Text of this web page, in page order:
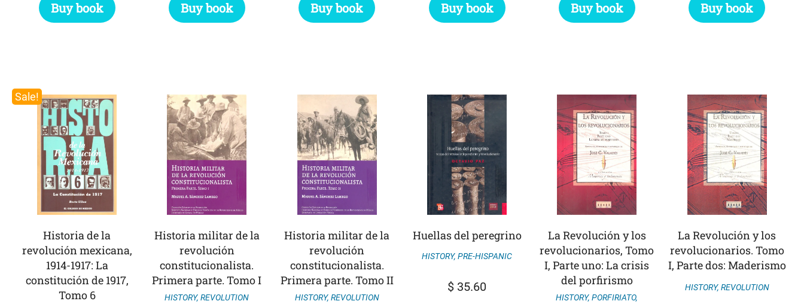
Buy book Buy book Buy book Buy book Buy book Buy book
Sale!
Historia de la
revolución mexicana,
1914-1917: La
constitución de 1917,
Tomo 6
Historia militar de la
revolución
constitucionalista.
Primera parte. Tomo I
HISTORY,REVOLUTION
Historia militar de la
revolución
constitucionalista.
Primera parte. Tomo II
HISTORY, REVOLUTION
Huellas del peregrino
HISTORY,PRE-HISPANIC
$ 35.60
La Revolución y los
revolucionarios, Tomo
I, Parte uno: La crisis
del porfirismo
HISTORY,PORFIRIATO,
La Revolución y los
revolucionarios. Tomo
I, Parte dos: Maderismo
HISTORY, REVOLUTION